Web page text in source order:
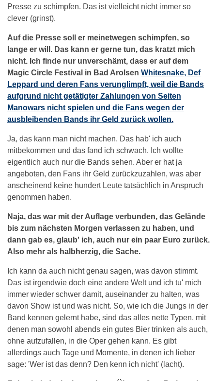
Presse zu schimpfen. Das ist vielleicht nicht immer so
clever (grinst).
Auf die Presse soll er meinetwegen schimpfen, so
lange er will. Das kann er gerne tun, das kratzt mich
nicht. Ich finde nur unverschämt, dass er auf dem
Magic Circle Festival in Bad Arolsen Whitesnake, Def
Leppard und deren Fans verunglimpft, weil die Bands
aufgrund nicht getätigter Zahlungen von Seiten
Manowars nicht spielen und die Fans wegen der
ausbleibenden Bands ihr Geld zurück wollen.
Ja, das kann man nicht machen. Das hab' ich auch
mitbekommen und das fand ich schwach. Ich wollte
eigentlich auch nur die Bands sehen. Aber er hat ja
angeboten, den Fans ihr Geld zurückzuzahlen, was aber
anscheinend keine hundert Leute tatsächlich in Anspruch
genommen haben.
Naja, das war mit der Auflage verbunden, das Gelände
bis zum nächsten Morgen verlassen zu haben, und
dann gab es, glaub' ich, auch nur ein paar Euro zurück.
Also mehr als halbherzig, die Sache.
Ich kann da auch nicht genau sagen, was davon stimmt.
Das ist irgendwie doch eine andere Welt und ich tu' mich
immer wieder schwer damit, auseinander zu halten, was
davon Show ist und was nicht. So, wie ich die Jungs in der
Band kennen gelernt habe, sind das alles nette Typen, mit
denen man sowohl abends ein gutes Bier trinken als auch,
ohne aufzufallen, in die Oper gehen kann. Es gibt
allerdings auch Tage und Momente, in denen ich lieber
sage: 'Wer ist das denn? Den kenn ich nicht' (lacht).